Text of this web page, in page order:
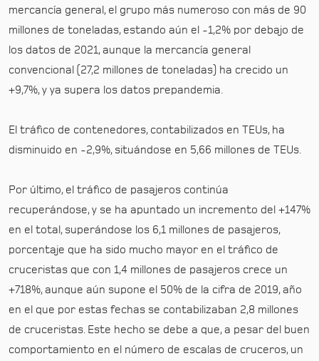
mercancía general, el grupo más numeroso con más de 90
millones de toneladas, estando aún el -1,2% por debajo de
los datos de 2021, aunque la mercancía general
convencional (27,2 millones de toneladas) ha crecido un
+9,7%, y ya supera los datos prepandemia.
El tráfico de contenedores, contabilizados en TEUs, ha
disminuido en -2,9%, situándose en 5,66 millones de TEUs.
Por último, el tráfico de pasajeros continúa
recuperándose, y se ha apuntado un incremento del +147%
en el total, superándose los 6,1 millones de pasajeros,
porcentaje que ha sido mucho mayor en el tráfico de
cruceristas que con 1,4 millones de pasajeros crece un
+718%, aunque aún supone el 50% de la cifra de 2019, año
en el que por estas fechas se contabilizaban 2,8 millones
de cruceristas. Este hecho se debe a que, a pesar del buen
comportamiento en el número de escalas de cruceros, un